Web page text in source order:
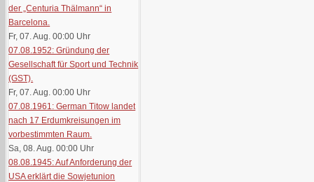
der „Centuria Thälmann“ in
Barcelona.
Fr, 07. Aug. 00:00 Uhr
07.08.1952: Gründung der
Gesellschaft für Sport und Technik
(GST).
Fr, 07. Aug. 00:00 Uhr
07.08.1961: German Titow landet
nach 17 Erdumkreisungen im
vorbestimmten Raum.
Sa, 08. Aug. 00:00 Uhr
08.08.1945: Auf Anforderung der
USA erklärt die Sowjetunion